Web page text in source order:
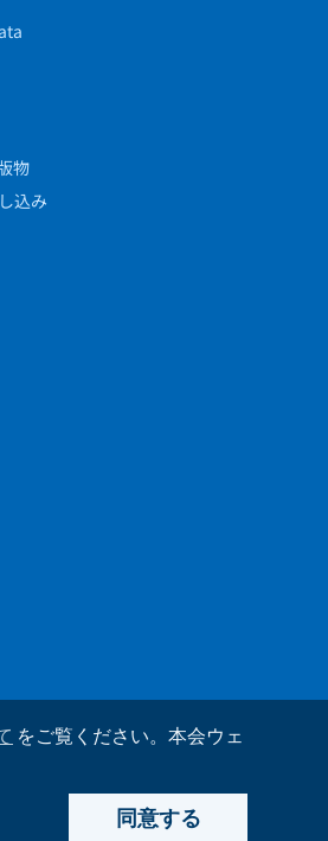
をご覧ください。本会ウェ
同意する
物
込み